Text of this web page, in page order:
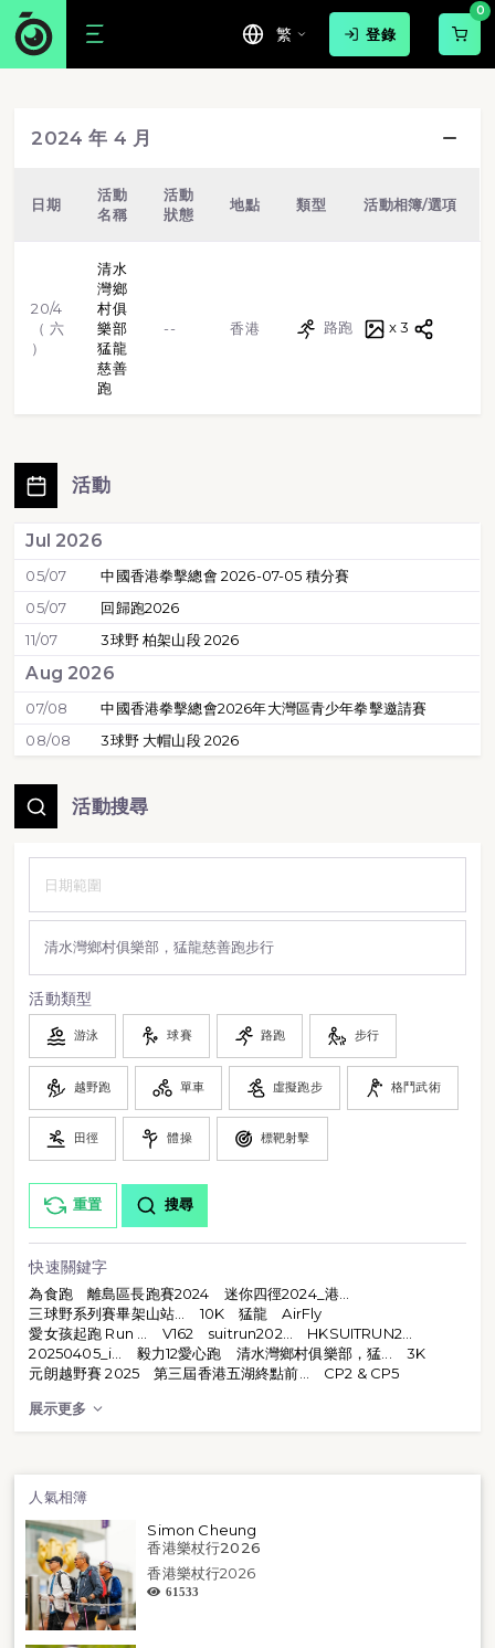
繁 登錄
0
2024 年 4 月
日期
活動
名稱
活動
狀態
地點 類型 活動相簿/選項
20/4
（ 六
）
清水
灣鄉
村俱
樂部
猛龍
慈善
跑
-- 香港 路跑 x 3
活動
Jul 2026
05/07
中國香港拳擊總會 2026-07-05 積分賽
05/07
回歸跑2026
11/07
3球野 柏架山段 2026
Aug 2026
07/08
中國香港拳擊總會2026年大灣區青少年拳擊邀請賽
08/08
3球野 大帽山段 2026
活動搜尋
活動類型
游泳 球賽 路跑 步行
越野跑 單車 虛擬跑步 格鬥武術
田徑 體操 標靶射擊
重置 搜尋
快速關鍵字
為食跑
離島區長跑賽2024
迷你四徑2024_港...
三球野系列賽畢架山站...
10K 猛龍
AirFly
愛女孩起跑 Run ...
V162 suitrun202...
HKSUITRUN2...
20250405_i...
毅力12愛心跑 清水灣鄉村俱樂部，猛...
3K
元朗越野賽 2025
第三屆香港五湖終點前... CP2 & CP5
展示更多
人氣相簿
Simon Cheung
香港樂杖行2026
香港樂杖行2026
61533